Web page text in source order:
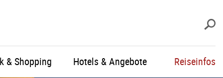
& Shopping Hotels & Angebote Reiseinfos